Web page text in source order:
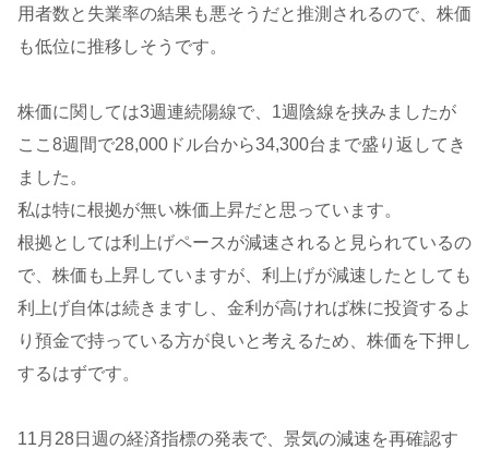
用者数と失業率の結果も悪そうだと推測されるので、株価
も低位に推移しそうです。
株価に関しては3週連続陽線で、1週陰線を挟みましたが
ここ8週間で28,000ドル台から34,300台まで盛り返してき
ました。
私は特に根拠が無い株価上昇だと思っています。
根拠としては利上げペースが減速されると見られているの
で、株価も上昇していますが、利上げが減速したとしても
利上げ自体は続きますし、金利が高ければ株に投資するよ
り預金で持っている方が良いと考えるため、株価を下押し
するはずです。
11月28日週の経済指標の発表で、景気の減速を再確認す